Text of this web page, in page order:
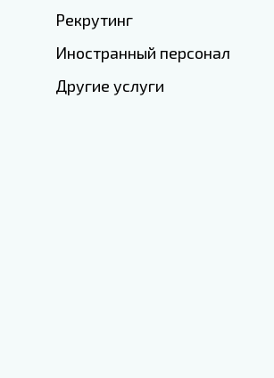
Рекрутинг
Иностранный персонал
Другие услуги